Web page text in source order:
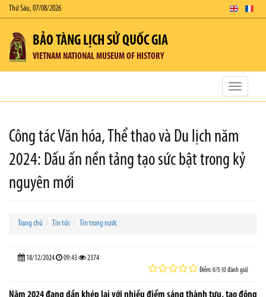
Thứ Sáu, 07/08/2026
BẢO TÀNG LỊCH SỬ QUỐC GIA
VIETNAM NATIONAL MUSEUM OF HISTORY
Toggle
Công tác Văn hóa, Thể thao và Du lịch năm
2024: Dấu ấn nền tảng tạo sức bật trong kỷ
nguyên mới
Trang chủ Tin tức Tin trong nước
18/12/2024 09:43 2374
Điểm: 0/5 (0 đánh giá)
Năm 2024 đang dần khép lại với nhiều điểm sáng thành tựu, tạo động